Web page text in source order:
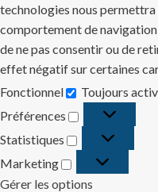
technologies nous
comportement de navigation
de ne pas consentir ou de
effet négatif sur certaines
Fonctionnel
Fonctionnel
Toujours
Préférences
Préférences
Statistiques
Statistiques
Marketing
Marketing
Gérer les options